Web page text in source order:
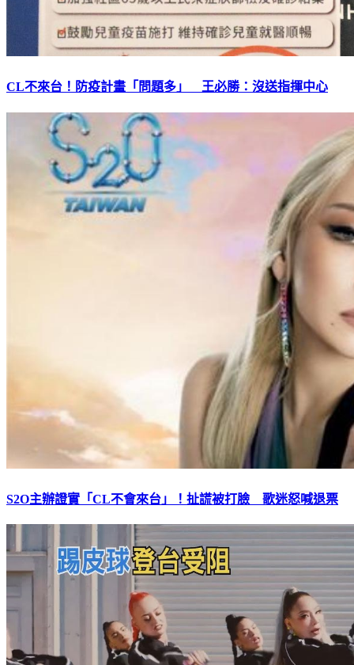
CL不來台！防疫計畫「問題多」 王必勝：沒送指揮中心
S2O主辦證實「CL不會來台」！扯謊被打臉 歌迷怒喊退票